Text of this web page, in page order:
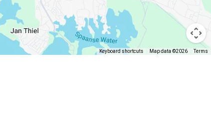
Keyboard shortcuts Map data ©2026 Terms